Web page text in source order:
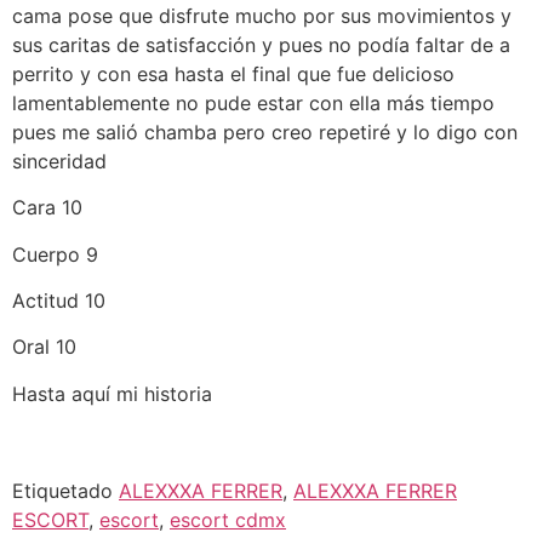
cama pose que disfrute mucho por sus movimientos y
sus caritas de satisfacción y pues no podía faltar de a
perrito y con esa hasta el final que fue delicioso
lamentablemente no pude estar con ella más tiempo
pues me salió chamba pero creo repetiré y lo digo con
sinceridad
Cara 10
Cuerpo 9
Actitud 10
Oral 10
Hasta aquí mi historia
Etiquetado ALEXXXA FERRER, ALEXXXA FERRER
ESCORT, escort, escort cdmx